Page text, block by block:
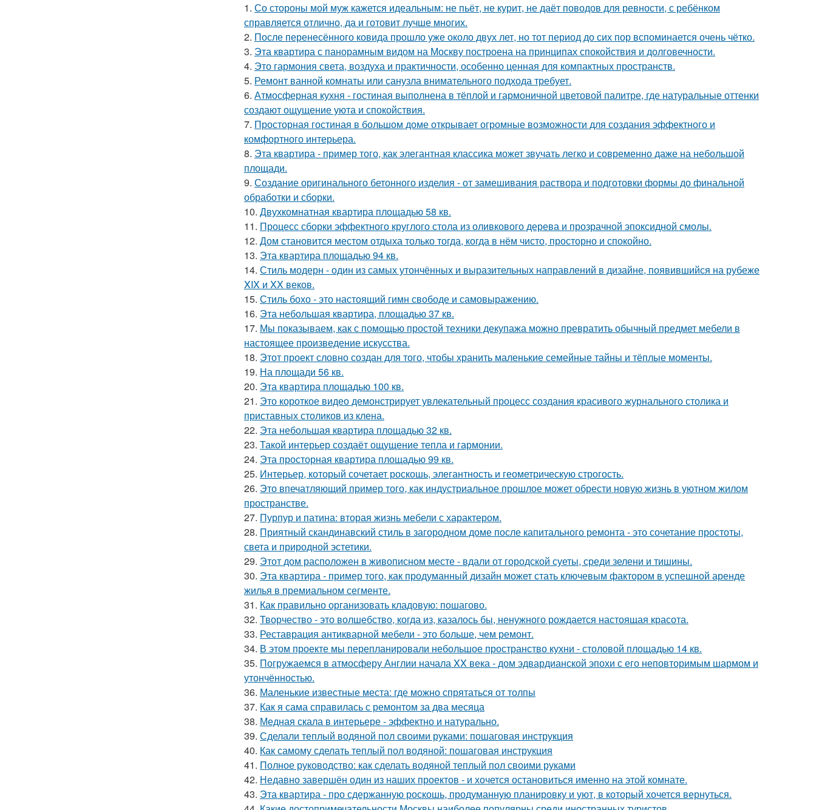
1. Со стороны мой муж кажется идеальным: не пьёт, не курит, не даёт поводов для ревности, с ребёнком
справляется отлично, да и готовит лучше многих.
2. После перенесённого ковида прошло уже около двух лет, но тот период до сих пор вспоминается очень чётко.
3. Эта квартира с панорамным видом на Москву построена на принципах спокойствия и долговечности.
4. Это гармония света, воздуха и практичности, особенно ценная для компактных пространств.
5. Ремонт ванной комнаты или санузла внимательного подхода требует.
6. Атмосферная кухня - гостиная выполнена в тёплой и гармоничной цветовой палитре, где натуральные оттенки
создают ощущение уюта и спокойствия.
7. Просторная гостиная в большом доме открывает огромные возможности для создания эффектного и
комфортного интерьера.
8. Эта квартира - пример того, как элегантная классика может звучать легко и современно даже на небольшой
площади.
9. Создание оригинального бетонного изделия - от замешивания раствора и подготовки формы до финальной
обработки и сборки.
10. Двухкомнатная квартира площадью 58 кв.
11. Процесс сборки эффектного круглого стола из оливкового дерева и прозрачной эпоксидной смолы.
12. Дом становится местом отдыха только тогда, когда в нём чисто, просторно и спокойно.
13. Эта квартира площадью 94 кв.
14. Стиль модерн - один из самых утончённых и выразительных направлений в дизайне, появившийся на рубеже
XIX и XX веков.
15. Стиль бохо - это настоящий гимн свободе и самовыражению.
16. Эта небольшая квартира, площадью 37 кв.
17. Мы показываем, как с помощью простой техники декупажа можно превратить обычный предмет мебели в
настоящее произведение искусства.
18. Этот проект словно создан для того, чтобы хранить маленькие семейные тайны и тёплые моменты.
19. На площади 56 кв.
20. Эта квартира площадью 100 кв.
21. Это короткое видео демонстрирует увлекательный процесс создания красивого журнального столика и
приставных столиков из клена.
22. Эта небольшая квартира площадью 32 кв.
23. Такой интерьер создаёт ощущение тепла и гармонии.
24. Эта просторная квартира площадью 99 кв.
25. Интерьер, который сочетает роскошь, элегантность и геометрическую строгость.
26. Это впечатляющий пример того, как индустриальное прошлое может обрести новую жизнь в уютном жилом
пространстве.
27. Пурпур и патина: вторая жизнь мебели с характером.
28. Приятный скандинавский стиль в загородном доме после капитального ремонта - это сочетание простоты,
света и природной эстетики.
29. Этот дом расположен в живописном месте - вдали от городской суеты, среди зелени и тишины.
30. Эта квартира - пример того, как продуманный дизайн может стать ключевым фактором в успешной аренде
жилья в премиальном сегменте.
31. Как правильно организовать кладовую: пошагово.
32. Творчество - это волшебство, когда из, казалось бы, ненужного рождается настоящая красота.
33. Реставрация антикварной мебели - это больше, чем ремонт.
34. В этом проекте мы перепланировали небольшое пространство кухни - столовой площадью 14 кв.
35. Погружаемся в атмосферу Англии начала XX века - дом эдвардианской эпохи с его неповторимым шармом и
утончённостью.
36. Маленькие известные места: где можно спрятаться от толпы
37. Как я сама справилась с ремонтом за два месяца
38. Медная скала в интерьере - эффектно и натурально.
39. Сделали теплый водяной пол своими руками: пошаговая инструкция
40. Как самому сделать теплый пол водяной: пошаговая инструкция
41. Полное руководство: как сделать водяной теплый пол своими руками
42. Недавно завершён один из наших проектов - и хочется остановиться именно на этой комнате.
43. Эта квартира - про сдержанную роскошь, продуманную планировку и уют, в который хочется вернуться.